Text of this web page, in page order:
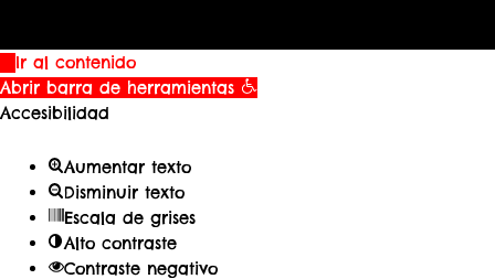
Ir al contenido
Abrir barra de herramientas
Accesibilidad
Aumentar texto
Disminuir texto
Escala de grises
Alto contraste
Contraste negativo